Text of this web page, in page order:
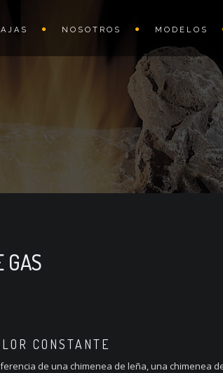
NOSOTROS MODELOS
GAS
CONSTANTE
de una chimenea de leña, una chimenea